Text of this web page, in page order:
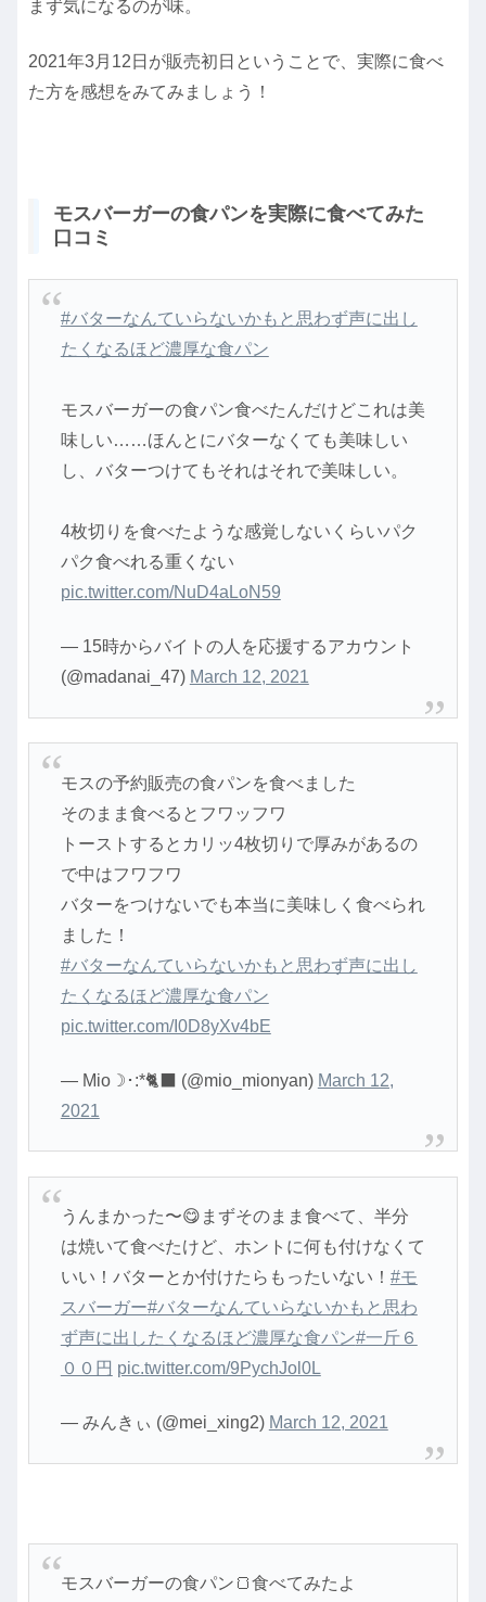
まず気になるのが味。
2021年3月12日が販売初日ということで、実際に食べ
た方を感想をみてみましょう！
モスバーガーの食パンを実際に食べてみた
口コミ
#バターなんていらないかもと思わず声に出し
たくなるほど濃厚な食パン
モスバーガーの食パン食べたんだけどこれは美
味しい……ほんとにバターなくても美味しい
し、バターつけてもそれはそれで美味しい。
4枚切りを食べたような感覚しないくらいパク
パク食べれる重くない
pic.twitter.com/NuD4aLoN59
— 15時からバイトの人を応援するアカウント
(@madanai_47) March 12, 2021
モスの予約販売の食パンを食べました
そのまま食べるとフワッフワ
トーストするとカリッ4枚切りで厚みがあるの
で中はフワフワ
バターをつけないでも本当に美味しく食べられ
ました！
#バターなんていらないかもと思わず声に出し
たくなるほど濃厚な食パン
pic.twitter.com/I0D8yXv4bE
— Mio☽･:*🐈‍⬛ (@mio_mionyan) March 12,
2021
うんまかった〜😋まずそのまま食べて、半分
は焼いて食べたけど、ホントに何も付けなくて
いい！バターとか付けたらもったいない！ #モ
スバーガー#バターなんていらないかもと思わ
ず声に出したくなるほど濃厚な食パン#一斤６
００円 pic.twitter.com/9PychJol0L
— みんきぃ (@mei_xing2) March 12, 2021
モスバーガーの食パン🍞食べてみたよ